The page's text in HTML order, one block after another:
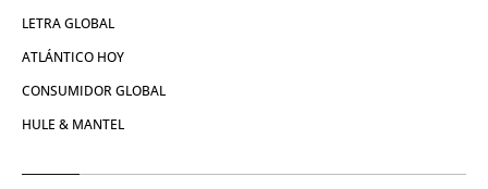
LETRA GLOBAL
ATLÁNTICO HOY
CONSUMIDOR GLOBAL
HULE & MANTEL